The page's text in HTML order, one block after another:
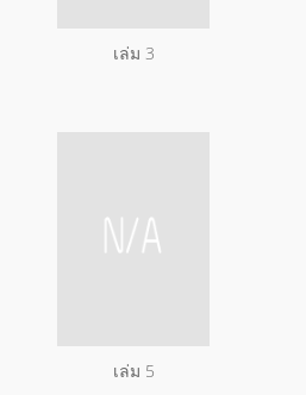
เล่ม 3
เล่ม 5